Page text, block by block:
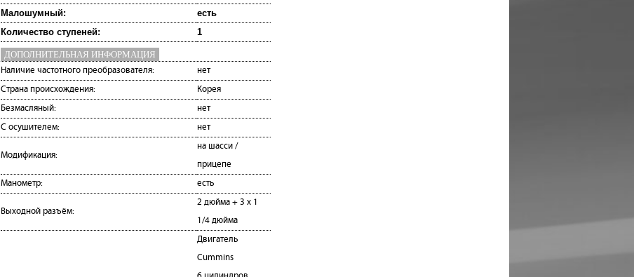
Малошумный:
есть
Количество ступеней:
1
ДОПОЛНИТЕЛЬНАЯ ИНФОРМАЦИЯ
Наличие частотного преобразователя:
нет
Страна происхождения:
Корея
Безмасляный:
нет
С осушителем:
нет
Модификация:
на шасси /
прицепе
Манометр:
есть
Выходной разъём:
2 дюйма + 3 х 1
1/4 дюйма
Двигатель
Cummins